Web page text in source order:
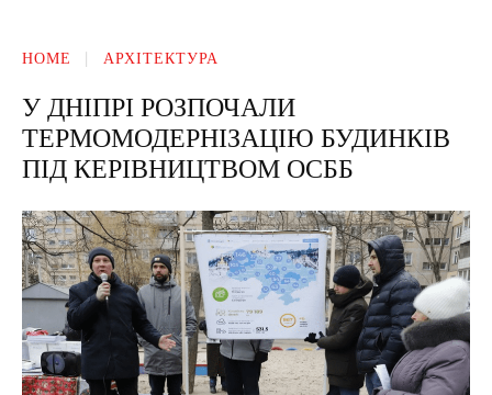
HOME АРХІТЕКТУРА
У ДНІПРІ РОЗПОЧАЛИ
ТЕРМОМОДЕРНІЗАЦІЮ БУДИНКІВ
ПІД КЕРІВНИЦТВОМ ОСББ